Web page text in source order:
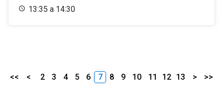
13:35 a 14:30
<< < 2 3 4 5 6 7 8 9 10 11 12 13 > >>